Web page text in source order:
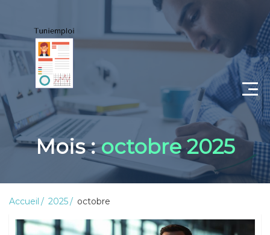
Lettre de motivation
Mois :octobre 2025
Accueil 2025 octobre